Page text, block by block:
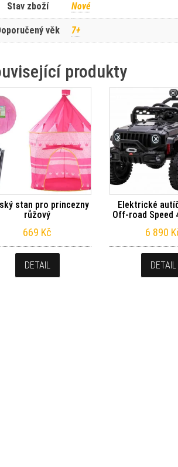
Stav zboží Nové
věk 7+
produkty
stan pro princezny
růžový
669 Kč
DETAIL
Elektrické
Off-road Speed
6 890
DETAIL